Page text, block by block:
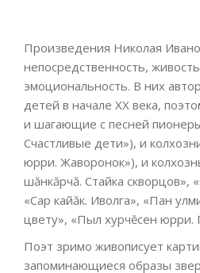
Произведения Николая
непосредственность,
эмоциональность. В них
детей в начале XX века,
и шагающие с песней
Счастливые дети»), и
юрри. Жаворонок»), и
шăнкăрчă. Стайка скворцов»,
«Сар кайăк. Иволга», «Пан
цвету», «Пыл хурчĕсен юрри.
Поэт зримо живописует
запоминающиеся образы